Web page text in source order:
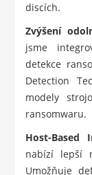
discích.
Zvýšení
jsme
detekce
Detection
modely
ransomwaru.
Host-Based
nabízí lepší
Umožňuje